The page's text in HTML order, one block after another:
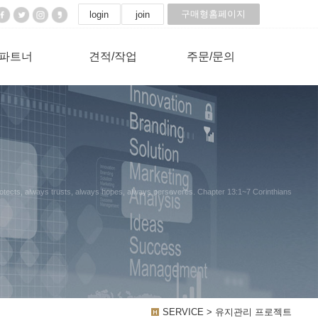
login join 구매형홈페이지
트너 견적/작업 주문/문의
always trusts, always hopes, always perseveres. Chapter 13:1~7 Corinthians
SERVICE > 유지관리 프로젝트